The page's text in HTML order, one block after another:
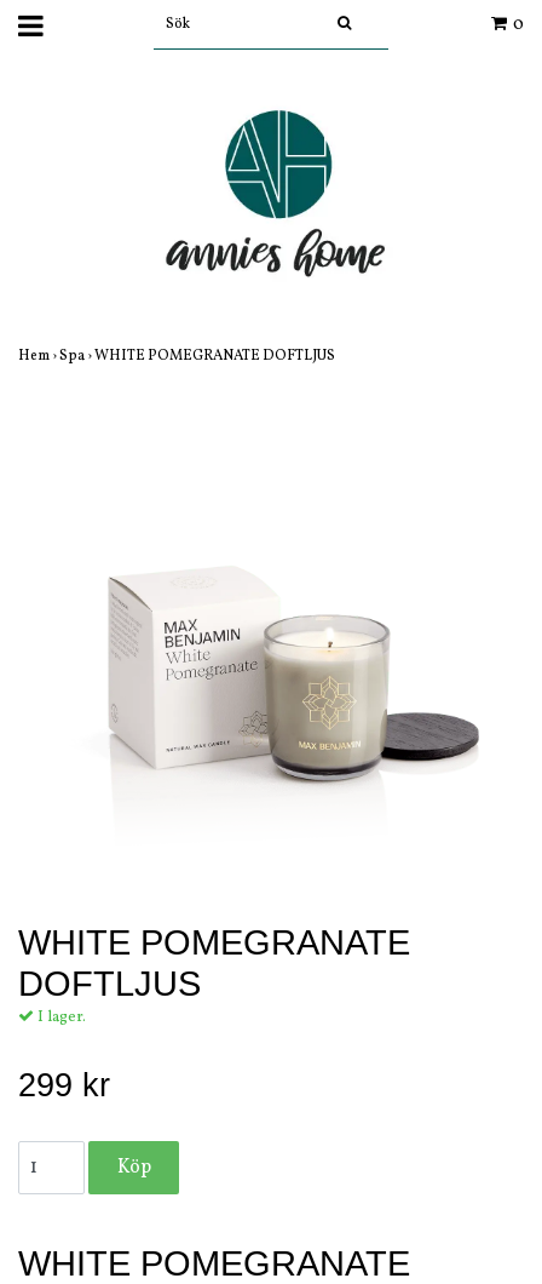
0
Hem›Spa›WHITE POMEGRANATE DOFTLJUS
WHITE POMEGRANATE
DOFTLJUS
I lager.
299 kr
WHITE POMEGRANATE